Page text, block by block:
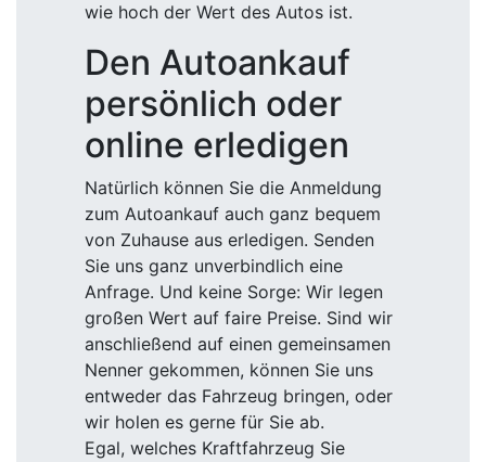
wie hoch der Wert des Autos ist.
Den Autoankauf
persönlich oder
online erledigen
Natürlich können Sie die Anmeldung
zum Autoankauf auch ganz bequem
von Zuhause aus erledigen. Senden
Sie uns ganz unverbindlich eine
Anfrage. Und keine Sorge: Wir legen
großen Wert auf faire Preise. Sind wir
anschließend auf einen gemeinsamen
Nenner gekommen, können Sie uns
entweder das Fahrzeug bringen, oder
wir holen es gerne für Sie ab.
Egal, welches Kraftfahrzeug Sie